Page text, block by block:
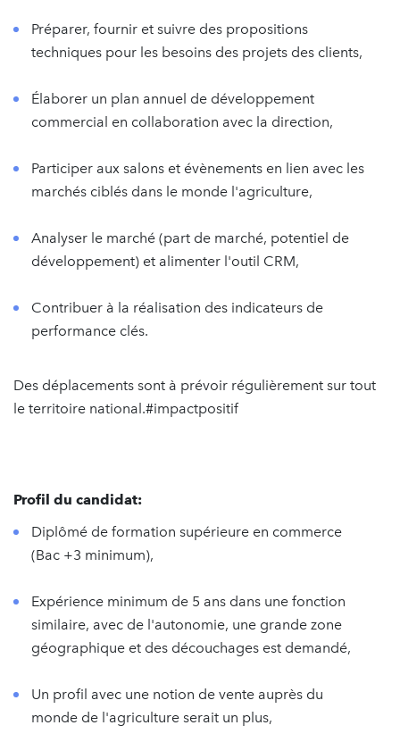
Préparer, fournir et suivre des propositions
techniques pour les besoins des projets des clients,
Élaborer un plan annuel de développement
commercial en collaboration avec la direction,
Participer aux salons et évènements en lien avec les
marchés ciblés dans le monde l'agriculture,
Analyser le marché (part de marché, potentiel de
développement) et alimenter l'outil CRM,
Contribuer à la réalisation des indicateurs de
performance clés.
Des déplacements sont à prévoir régulièrement sur tout
le territoire national.#impactpositif
Profil du candidat:
Diplômé de formation supérieure en commerce
(Bac +3 minimum),
Expérience minimum de 5 ans dans une fonction
similaire, avec de l'autonomie, une grande zone
géographique et des découchages est demandé,
Un profil avec une notion de vente auprès du
monde de l'agriculture serait un plus,